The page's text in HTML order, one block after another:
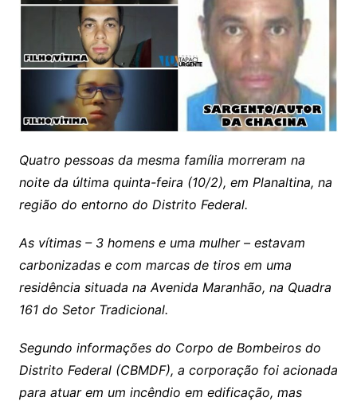
Quatro pessoas da mesma família morreram na
noite da última quinta-feira (10/2), em Planaltina, na
região do entorno do Distrito Federal.
As vítimas – 3 homens e uma mulher – estavam
carbonizadas e com marcas de tiros em uma
residência situada na Avenida Maranhão, na Quadra
161 do Setor Tradicional.
Segundo informações do Corpo de Bombeiros do
Distrito Federal (CBMDF), a corporação foi acionada
para atuar em um incêndio em edificação, mas